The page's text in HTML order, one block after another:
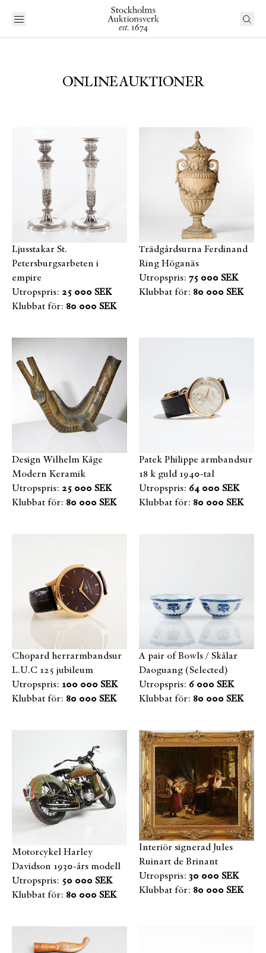
ONLINEAUKTIONER
Ljusstakar St.
Petersburgsarbeten i
empire
Utropspris: 25 000 SEK
Klubbat för: 80 000 SEK
Trädgårdsurna Ferdinand
Ring Höganäs
Utropspris: 75 000 SEK
Klubbat för: 80 000 SEK
Design Wilhelm Kåge
Modern Keramik
Utropspris: 25 000 SEK
Klubbat för: 80 000 SEK
Patek Philippe armbandsur
18 k guld 1940-tal
Utropspris: 64 000 SEK
Klubbat för: 80 000 SEK
Chopard herrarmbandsur
L.U.C 125 jubileum
Utropspris: 100 000 SEK
Klubbat för: 80 000 SEK
A pair of Bowls / Skålar
Daoguang (Selected)
Utropspris: 6 000 SEK
Klubbat för: 80 000 SEK
Motorcykel Harley
Davidson 1930-års modell
Utropspris: 50 000 SEK
Klubbat för: 80 000 SEK
Interiör signerad Jules
Ruinart de Brinant
Utropspris: 30 000 SEK
Klubbat för: 80 000 SEK